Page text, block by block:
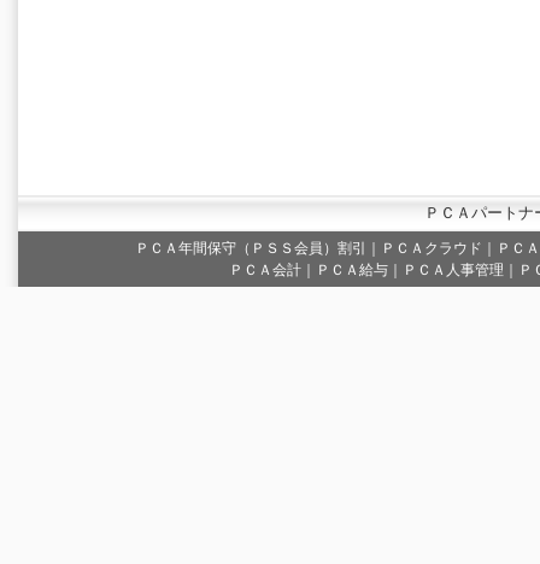
ＰＣＡパート
ＰＣＡ年間保守（ＰＳＳ会員）割引 ＰＣＡクラウド
ＰＣ
ＰＣＡ会計｜ＰＣＡ給与｜ＰＣＡ人事管理｜